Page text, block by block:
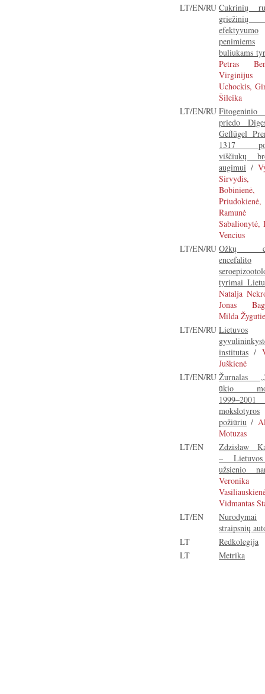
LT/EN/RU Cukrinių
griežinių
efektyvumo
penimiems
buliukams
Petras
Virginijus
Uchockis,
Šileika
LT/EN/RU Fitogeninio
priedo
Geflügel
1317
viščiukų
augimui /
Sirvydis,
Bobinienė,
Priudokienė,
Ramunė
Sabalionytė,
Vencius
LT/EN/RU Ožkų
encefalito
tyrimai
Natalja
Jonas
Milda
LT/EN/RU Lietuvos
institutas /
Juškienė
LT/EN/RU Žurnalas
ūkio
1999–2001
mokslotyros
požiūriu /
Motuzas
LT/EN
Zdzisław
–
užsienio
Veronika
Vidmantas
LT/EN
Nurodymai
straipsnių
LT
Redkolegija
LT
Metrika